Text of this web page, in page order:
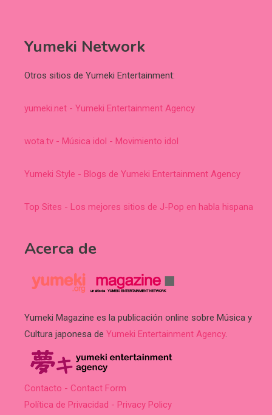
Yumeki Network
Otros sitios de Yumeki Entertainment:
yumeki.net - Yumeki Entertainment Agency
wota.tv - Música idol - Movimiento idol
Yumeki Style - Blogs de Yumeki Entertainment Agency
Top Sites - Los mejores sitios de J-Pop en habla hispana
Acerca de
Yumeki Magazine es la publicación online sobre Música y
Cultura japonesa de Yumeki Entertainment Agency.
Contacto - Contact Form
Política de Privacidad - Privacy Policy